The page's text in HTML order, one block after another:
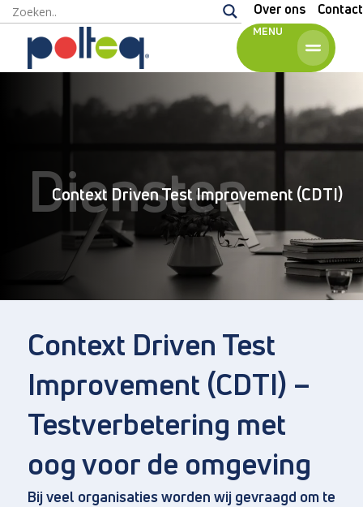
Over ons Contact
MENU
Engels
Direct naar
Context Driven Test Improvement (CDTI)
Diensten
Context Driven Test
Improvement (CDTI) –
Testverbetering met
oog voor de omgeving
Bij veel organisaties worden wij gevraagd om te